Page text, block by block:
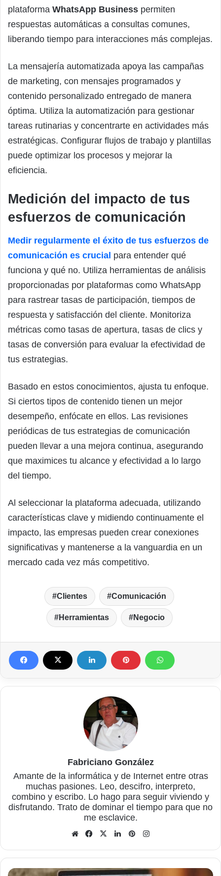
plataforma WhatsApp Business permiten
respuestas automáticas a consultas comunes,
liberando tiempo para interacciones más complejas.
La mensajería automatizada apoya las campañas
de marketing, con mensajes programados y
contenido personalizado entregado de manera
óptima. Utiliza la automatización para gestionar
tareas rutinarias y concentrarte en actividades más
estratégicas. Configurar flujos de trabajo y plantillas
puede optimizar los procesos y mejorar la
eficiencia.
Medición del impacto de tus
esfuerzos de comunicación
Medir regularmente el éxito de tus esfuerzos de
comunicación es crucial para entender qué
funciona y qué no. Utiliza herramientas de análisis
proporcionadas por plataformas como WhatsApp
para rastrear tasas de participación, tiempos de
respuesta y satisfacción del cliente. Monitoriza
métricas como tasas de apertura, tasas de clics y
tasas de conversión para evaluar la efectividad de
tus estrategias.
Basado en estos conocimientos, ajusta tu enfoque.
Si ciertos tipos de contenido tienen un mejor
desempeño, enfócate en ellos. Las revisiones
periódicas de tus estrategias de comunicación
pueden llevar a una mejora continua, asegurando
que maximices tu alcance y efectividad a lo largo
del tiempo.
Al seleccionar la plataforma adecuada, utilizando
características clave y midiendo continuamente el
impacto, las empresas pueden crear conexiones
significativas y mantenerse a la vanguardia en un
mercado cada vez más competitivo.
Clientes Comunicación
Herramientas Negocio
Fabriciano González
Amante de la informática y de Internet entre otras
muchas pasiones. Leo, descifro, interpreto,
combino y escribo. Lo hago para seguir viviendo y
disfrutando. Trato de dominar el tiempo para que no
me esclavice.
Sitio
Facebook
X LinkedInPinterest
Cómo